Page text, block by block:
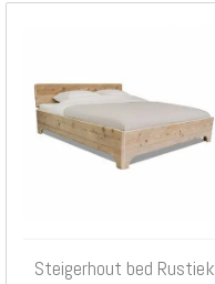
Steigerhout bed Rustiek